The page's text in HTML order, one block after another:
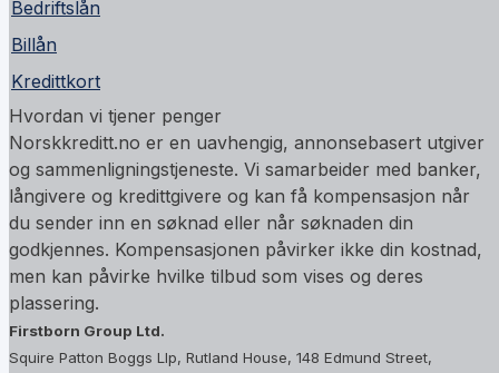
Bedriftslån
Billån
Kredittkort
Hvordan vi tjener penger
Norskkreditt.no er en uavhengig, annonsebasert utgiver
og sammenligningstjeneste. Vi samarbeider med banker,
långivere og kredittgivere og kan få kompensasjon når
du sender inn en søknad eller når søknaden din
godkjennes. Kompensasjonen påvirker ikke din kostnad,
men kan påvirke hvilke tilbud som vises og deres
plassering.
Firstborn Group Ltd.
Squire Patton Boggs Llp, Rutland House, 148 Edmund Street,